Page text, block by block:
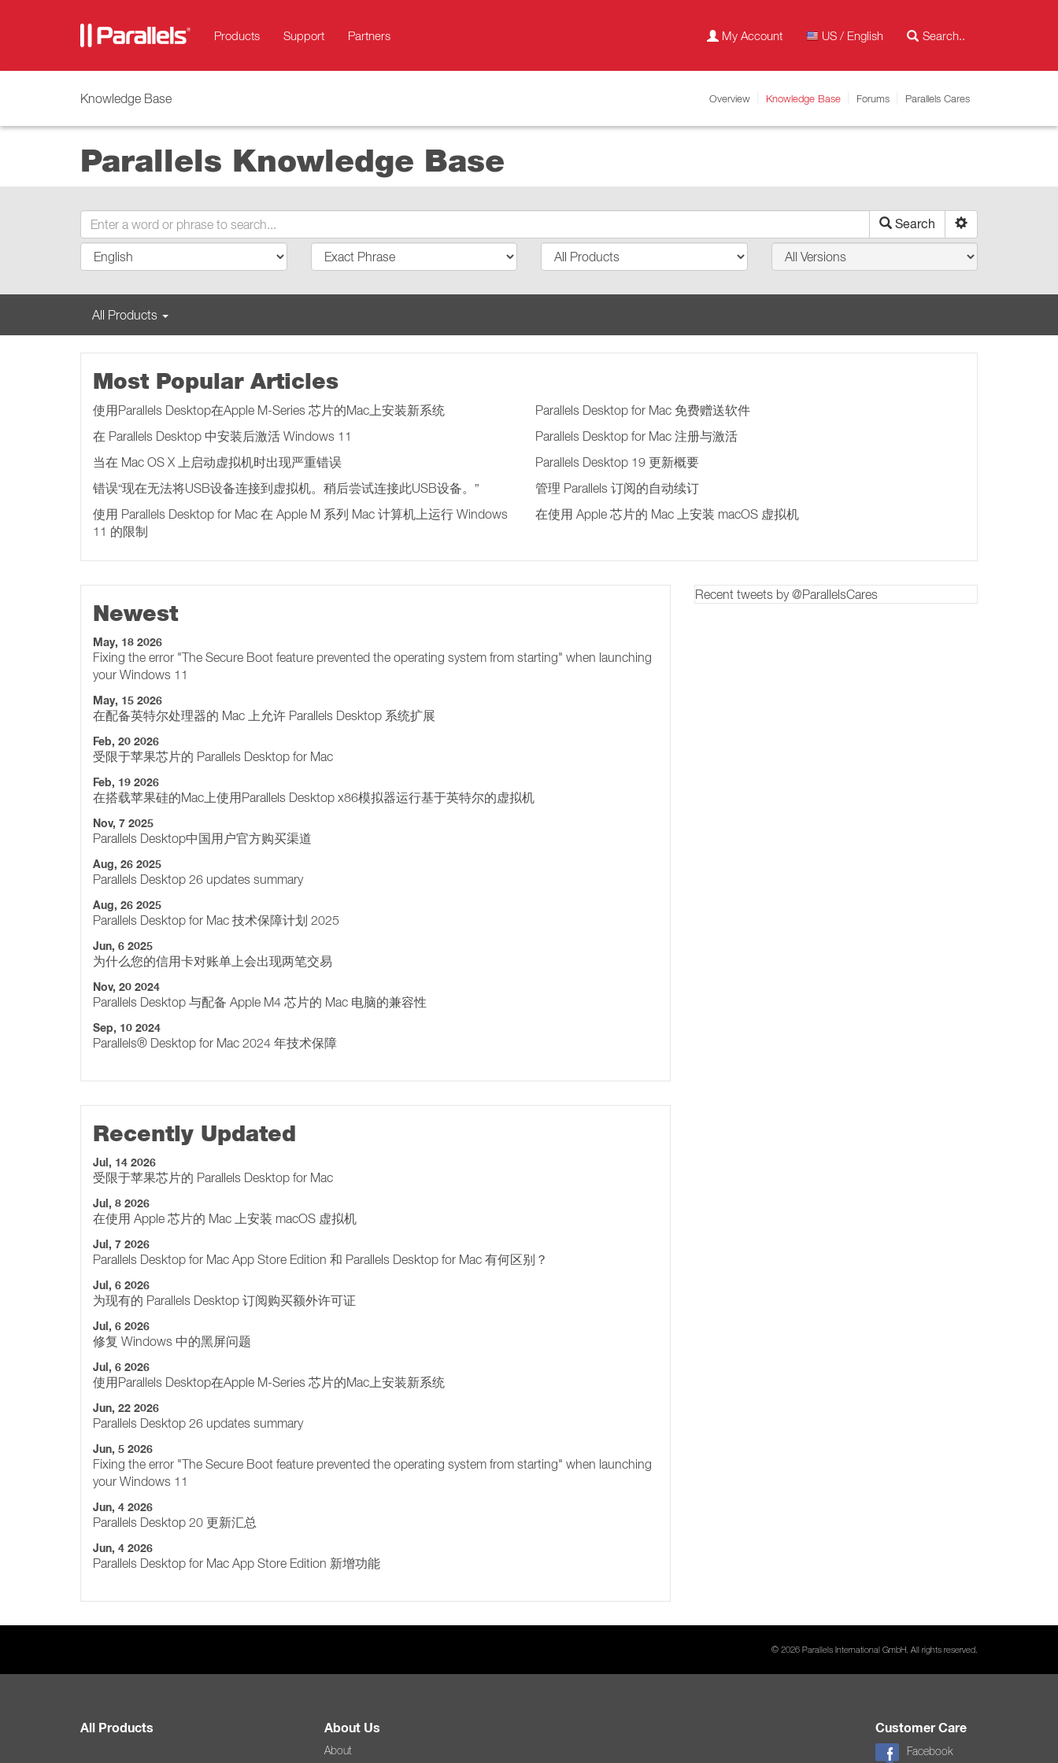
Products Support Partners My Account US / English
Knowledge Base Overview Knowledge Base Forums Parallels Cares
Parallels Knowledge Base
Search
All Products
Most Popular Articles
使用Parallels Desktop在Apple M-Series 芯片的Mac上安装新系统
在 Parallels Desktop 中安装后激活 Windows 11
当在 Mac OS X 上启动虚拟机时出现严重错误
错误“现在无法将USB设备连接到虚拟机。稍后尝试连接此USB设备。”
使用 Parallels Desktop for Mac 在 Apple M 系列 Mac 计算机上运行 Windows
11 的限制
Parallels Desktop for Mac 免费赠送软件
Parallels Desktop for Mac 注册与激活
Parallels Desktop 19 更新概要
管理 Parallels 订阅的自动续订
在使用 Apple 芯片的 Mac 上安装 macOS 虚拟机
Newest
May, 18 2026
Fixing the error "The Secure Boot feature prevented the operating system from starting" when launching
your Windows 11
May, 15 2026
在配备英特尔处理器的 Mac 上允许 Parallels Desktop 系统扩展
Feb, 20 2026
受限于苹果芯片的 Parallels Desktop for Mac
Feb, 19 2026
在搭载苹果硅的Mac上使用Parallels Desktop x86模拟器运行基于英特尔的虚拟机
Nov, 7 2025
Parallels Desktop中国用户官方购买渠道
Aug, 26 2025
Parallels Desktop 26 updates summary
Aug, 26 2025
Parallels Desktop for Mac 技术保障计划 2025
Jun, 6 2025
为什么您的信用卡对账单上会出现两笔交易
Nov, 20 2024
Parallels Desktop 与配备 Apple M4 芯片的 Mac 电脑的兼容性
Sep, 10 2024
Parallels® Desktop for Mac 2024 年技术保障
Recently Updated
Jul, 14 2026
受限于苹果芯片的 Parallels Desktop for Mac
Jul, 8 2026
在使用 Apple 芯片的 Mac 上安装 macOS 虚拟机
Jul, 7 2026
Parallels Desktop for Mac App Store Edition 和 Parallels Desktop for Mac 有何区别？
Jul, 6 2026
为现有的 Parallels Desktop 订阅购买额外许可证
Jul, 6 2026
修复 Windows 中的黑屏问题
Jul, 6 2026
使用Parallels Desktop在Apple M-Series 芯片的Mac上安装新系统
Jun, 22 2026
Parallels Desktop 26 updates summary
Jun, 5 2026
Fixing the error "The Secure Boot feature prevented the operating system from starting" when launching
your Windows 11
Jun, 4 2026
Parallels Desktop 20 更新汇总
Jun, 4 2026
Parallels Desktop for Mac App Store Edition 新增功能
Recent tweets by @ParallelsCares
© 2026 Parallels International GmbH. All rights reserved.
All Products About Us
About
Customer Care
Facebook